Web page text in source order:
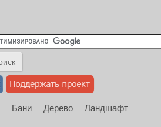
Бани Дерево
Ландшафт